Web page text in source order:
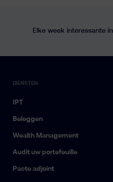
Elke week interessante
DIENSTEN
IPT
Beleggen
Wealth Management
Audit uw portefeuille
Pacte adjoint